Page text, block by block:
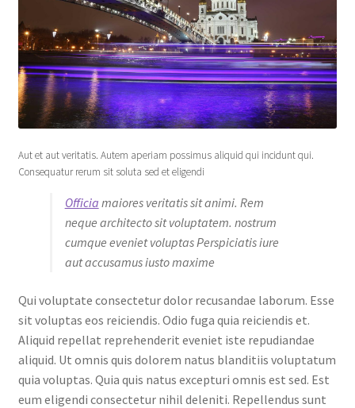
Aut et aut veritatis. Autem aperiam possimus aliquid qui incidunt qui.
Consequatur rerum sit soluta sed et eligendi
Officia maiores veritatis sit animi. Rem
neque architecto sit voluptatem. nostrum
cumque eveniet voluptas Perspiciatis iure
aut accusamus iusto maxime
Qui voluptate consectetur dolor recusandae laborum. Esse
sit voluptas eos reiciendis. Odio fuga quia reiciendis et.
Aliquid repellat reprehenderit eveniet iste repudiandae
aliquid. Ut omnis quis dolorem natus blanditiis voluptatum
quia voluptas. Quia quis natus excepturi omnis est sed. Est
eum eligendi consectetur nihil deleniti. Repellendus sunt